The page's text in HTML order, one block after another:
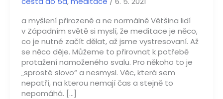
a myšlení přirozeně a ne normálně Většina lidí
v Západním světě si myslí, že meditace je něco,
co je nutné začít dělat, až jsme vystresovaní. Až
se něco děje. Můžeme to přirovnat k potřebě
protažení namoženého svalu. Pro někoho to je
„sprosté slovo“ a nesmysl. Věc, která sem
nepatří, na kterou nemají čas a stejně to
nepomáhá. […]